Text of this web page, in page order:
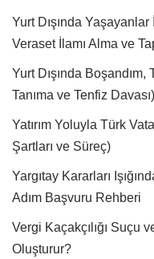
Yurt Dışında
Veraset İlamı Alma ve
Yurt Dışında
Tanıma ve Tenfiz Davası)
Yatırım Yoluyla Türk
Şartları ve Süreç)
Yargıtay Kararları
Adım Başvuru Rehberi
Vergi Kaçakçılığı Suçu
Oluşturur?